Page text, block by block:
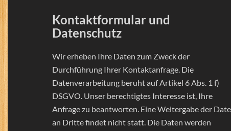
Kontaktformular und
Datenschutz
Wir erheben Ihre Daten zum Zweck der
Durchführung Ihrer Kontaktanfrage. Die
Datenverarbeitung beruht auf Artikel 6 Abs. 1 f)
DSGVO. Unser berechtigtes Interesse ist, Ihre
Anfrage zu beantworten. Eine Weitergabe der
an Dritte findet nicht statt. Die Daten werden